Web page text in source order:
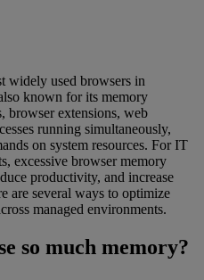
widely used browsers in
known for its memory
browser extensions, web
running simultaneously,
on system resources. For IT
excessive browser memory
productivity, and increase
are several ways to optimize
managed environments.
so much memory?